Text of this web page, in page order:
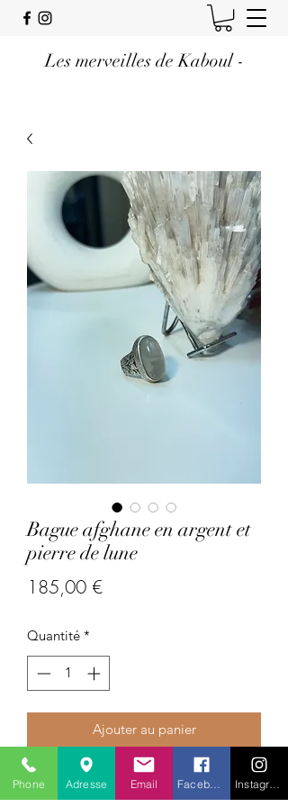
Les merveilles de Kaboul -
Bague afghane en argent et
pierre de lune
185,00 €Prix
Quantité *
Ajouter au panier
Pays : Afghanistan
Pierres précieuses : pierre de lune
Phone Adresse Email